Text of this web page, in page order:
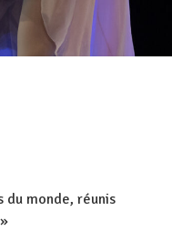
du monde, réunis